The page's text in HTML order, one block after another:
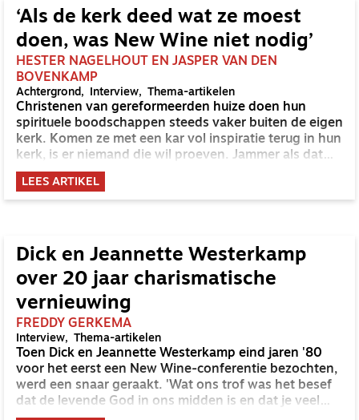
‘Als de kerk deed wat ze moest
doen, was New Wine niet nodig’
HESTER NAGELHOUT EN JASPER VAN DEN
BOVENKAMP
Achtergrond Interview Thema-artikelen
Christenen van gereformeerden huize doen hun
spirituele boodschappen steeds vaker buiten de eigen
kerk. Komen ze met een kar vol inspiratie terug in hun
kerk, is er niemand die wil proeven. Jammer als dat
gebeurt, zeggen de predikanten Jeannette en Dick
Westerkamp uit Houten. 'Die mensen zouden
gezegend moeten worden.'
LEES ARTIKEL
Dick en Jeannette Westerkamp
over 20 jaar charismatische
vernieuwing
FREDDY GERKEMA
Interview Thema-artikelen
Toen Dick en Jeannette Westerkamp eind jaren '80
voor het eerst een New Wine-conferentie bezochten,
werd een snaar geraakt. 'Wat ons trof was het besef
dat de levende God in ons midden is en dat je veel